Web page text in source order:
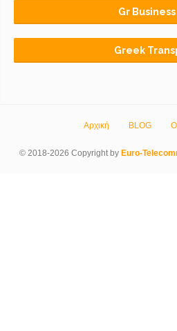
Gr
Greek
Αρχική BLOG
© 2018-2026 Copyright by Euro-